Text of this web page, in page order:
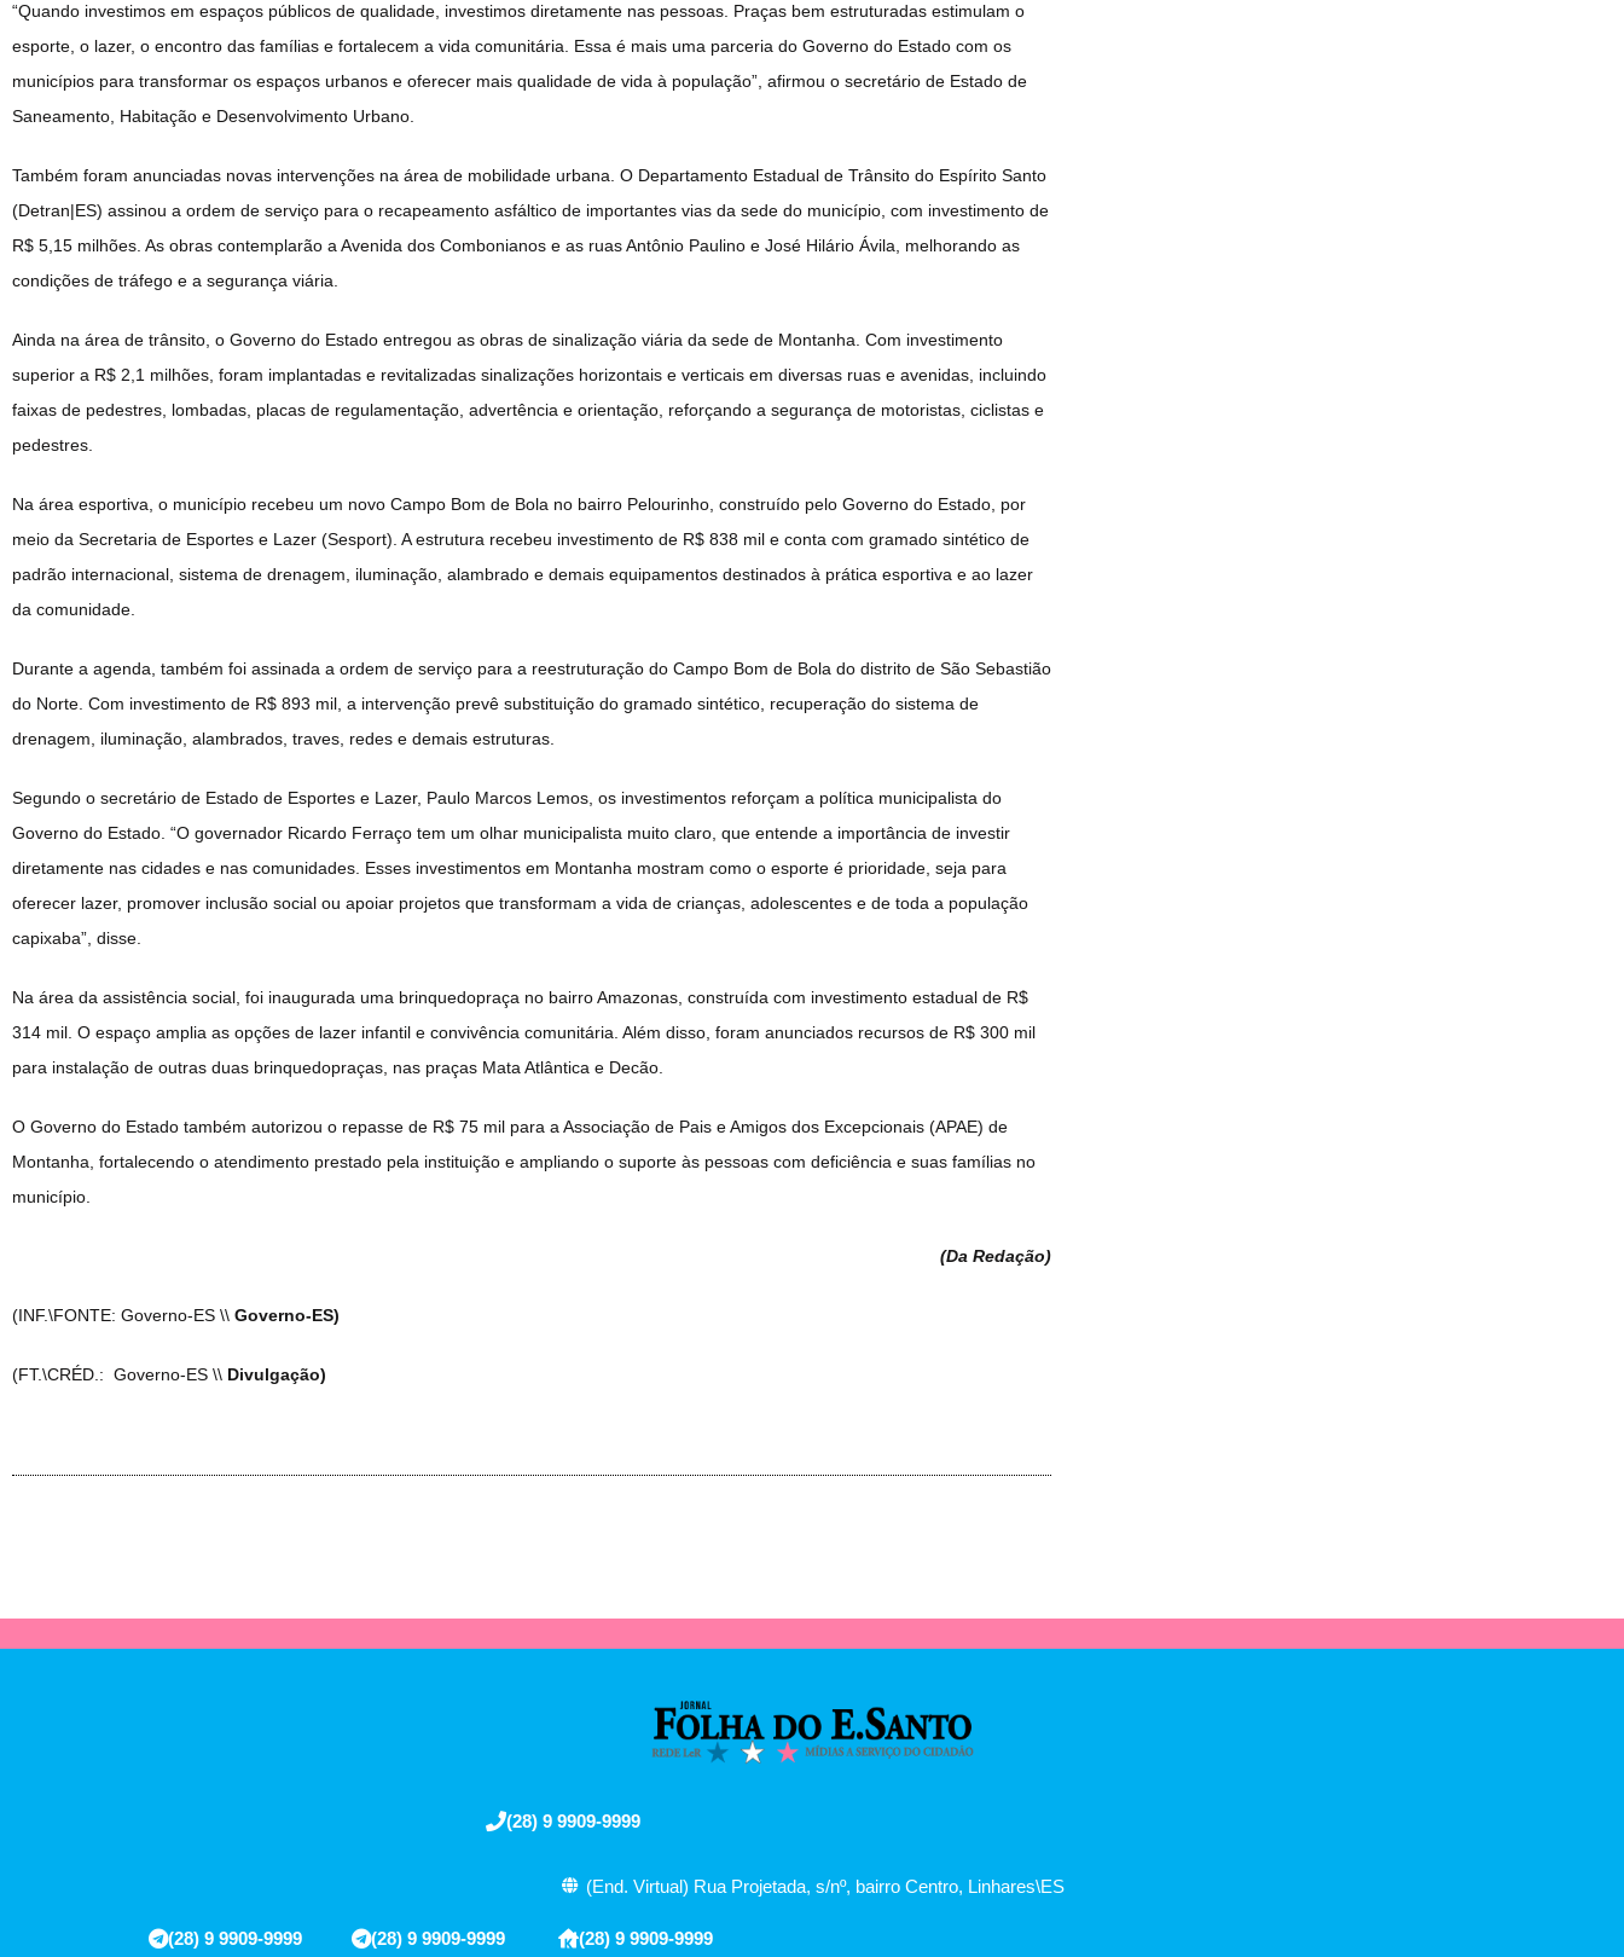
“Quando investimos em espaços públicos de qualidade, investimos diretamente nas pessoas. Praças bem estruturadas estimulam o
esporte, o lazer, o encontro das famílias e fortalecem a vida comunitária. Essa é mais uma parceria do Governo do Estado com os
municípios para transformar os espaços urbanos e oferecer mais qualidade de vida à população”, afirmou o secretário de Estado de
Saneamento, Habitação e Desenvolvimento Urbano.
Também foram anunciadas novas intervenções na área de mobilidade urbana. O Departamento Estadual de Trânsito do Espírito Santo
(Detran|ES) assinou a ordem de serviço para o recapeamento asfáltico de importantes vias da sede do município, com investimento de
R$ 5,15 milhões. As obras contemplarão a Avenida dos Combonianos e as ruas Antônio Paulino e José Hilário Ávila, melhorando as
condições de tráfego e a segurança viária.
Ainda na área de trânsito, o Governo do Estado entregou as obras de sinalização viária da sede de Montanha. Com investimento
superior a R$ 2,1 milhões, foram implantadas e revitalizadas sinalizações horizontais e verticais em diversas ruas e avenidas, incluindo
faixas de pedestres, lombadas, placas de regulamentação, advertência e orientação, reforçando a segurança de motoristas, ciclistas e
pedestres.
Na área esportiva, o município recebeu um novo Campo Bom de Bola no bairro Pelourinho, construído pelo Governo do Estado, por
meio da Secretaria de Esportes e Lazer (Sesport). A estrutura recebeu investimento de R$ 838 mil e conta com gramado sintético de
padrão internacional, sistema de drenagem, iluminação, alambrado e demais equipamentos destinados à prática esportiva e ao lazer
da comunidade.
Durante a agenda, também foi assinada a ordem de serviço para a reestruturação do Campo Bom de Bola do distrito de São Sebastião
do Norte. Com investimento de R$ 893 mil, a intervenção prevê substituição do gramado sintético, recuperação do sistema de
drenagem, iluminação, alambrados, traves, redes e demais estruturas.
Segundo o secretário de Estado de Esportes e Lazer, Paulo Marcos Lemos, os investimentos reforçam a política municipalista do
Governo do Estado. “O governador Ricardo Ferraço tem um olhar municipalista muito claro, que entende a importância de investir
diretamente nas cidades e nas comunidades. Esses investimentos em Montanha mostram como o esporte é prioridade, seja para
oferecer lazer, promover inclusão social ou apoiar projetos que transformam a vida de crianças, adolescentes e de toda a população
capixaba”, disse.
Na área da assistência social, foi inaugurada uma brinquedopraça no bairro Amazonas, construída com investimento estadual de R$
314 mil. O espaço amplia as opções de lazer infantil e convivência comunitária. Além disso, foram anunciados recursos de R$ 300 mil
para instalação de outras duas brinquedopraças, nas praças Mata Atlântica e Decão.
O Governo do Estado também autorizou o repasse de R$ 75 mil para a Associação de Pais e Amigos dos Excepcionais (APAE) de
Montanha, fortalecendo o atendimento prestado pela instituição e ampliando o suporte às pessoas com deficiência e suas famílias no
município.
(Da Redação)
(INF.\FONTE: Governo-ES \\ Governo-ES)
(FT.\CRÉD.: Governo-ES \\ Divulgação)
(28) 9 9909-9999
(End. Virtual) Rua Projetada, s/nº, bairro Centro, Linhares\ES
(28) 9 9909-9999 (28) 9 9909-9999 (28) 9 9909-9999